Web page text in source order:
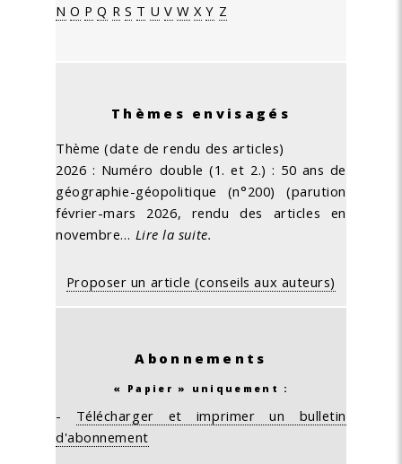
N O P Q R S T U V W X Y Z
Thèmes envisagés
Thème (date de rendu des articles)
2026 : Numéro double (1. et 2.) : 50 ans de
géographie-géopolitique (n°200) (parution
février-mars 2026, rendu des articles en
novembre… Lire la suite.
Proposer un article (conseils aux auteurs)
Abonnements
« Papier » uniquement :
- Télécharger et imprimer un bulletin
d'abonnement